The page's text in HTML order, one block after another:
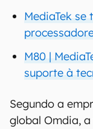
MediaTek
M80 |
suporte à
Segundo a
global Omdia,